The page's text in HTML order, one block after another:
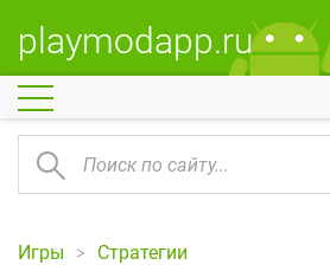
playmodapp.ru
Игры Стратегии